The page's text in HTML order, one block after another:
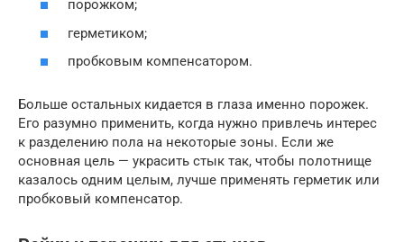
порожком;
герметиком;
пробковым компенсатором.
Больше остальных кидается в глаза именно порожек.
Его разумно применить, когда нужно привлечь интерес
к разделению пола на некоторые зоны. Если же
основная цель — украсить стык так, чтобы полотнище
казалось одним целым, лучше применять герметик или
пробковый компенсатор.